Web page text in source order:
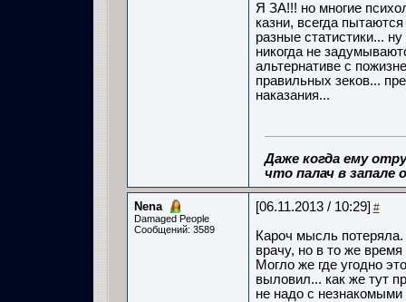
Я ЗА!!! но многие
казни, всегда
разные статистики...
никогда не
альтернативе с
правильных зеков...
наказания...
Даже когда ему
что палач в запале
Nena
Damaged People
Сообщений: 3589
[06.11.2013 / 10:29] #
Кароч мысль
врачу, но в то же
Могло же где угодно
выловил... как же тут
не надо с